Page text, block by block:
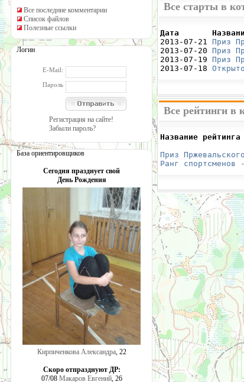
Все последние комментарии
Список файлов
Полезные ссылки
Логин
E-Mail:
Пароль
Регистрация на сайте!
Забыли пароль?
База ориентировщиков
Сегодня празднует свой
День Рождения
Кирпиченкова Александра, 22
Скоро отпразднуют ДР:
07/08 Макаров Евгений, 26
Все старты в
Дата
2013-07-21 Приз
2013-07-20 Приз
2013-07-19 Приз
2013-07-18
Все рейтинги в
Название
Приз
Ранг спортсменов